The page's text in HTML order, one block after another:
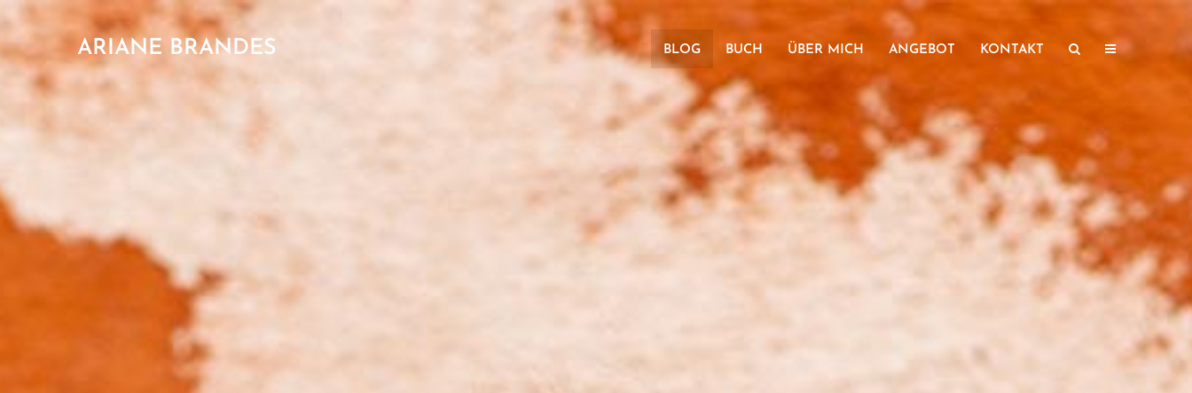
ARIANE BRANDES BLOG BUCH ÜBER MICH ANGEBOT KONTAKT